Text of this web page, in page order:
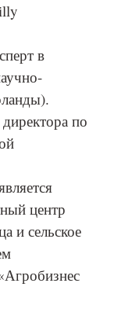
в
по
центр
и сельское